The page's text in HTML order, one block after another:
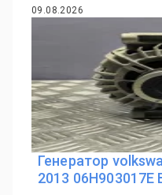
09.08.2026
Генератор
2013 06H903017E